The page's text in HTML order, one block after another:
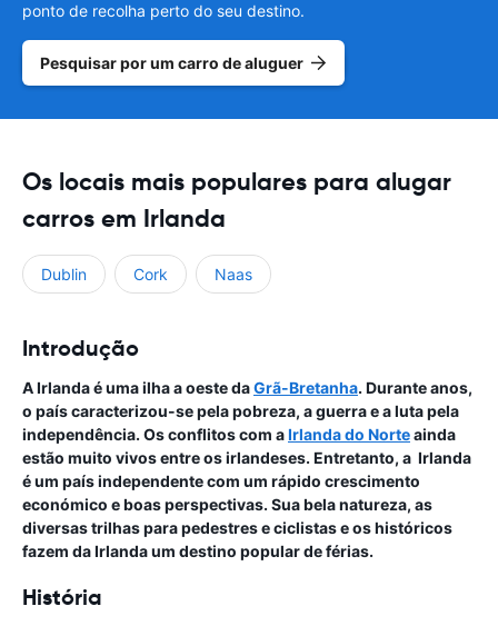
ponto de recolha perto do seu destino.
Pesquisar por um carro de aluguer
Os locais mais populares para alugar
carros em Irlanda
Dublin Cork Naas
Introdução
A Irlanda é uma ilha a oeste daGrã-Bretanha. Durante anos,
o país caracterizou-se pela pobreza, a guerra e a luta pela
independência. Os conflitos com aIrlanda do Norteainda
estão muito vivos entre os irlandeses. Entretanto, a Irlanda
é um país independente com um rápido crescimento
económico e boas perspectivas. Sua bela natureza, as
diversas trilhas para pedestres e ciclistas e os históricos
fazem da Irlanda um destino popular de férias.
História